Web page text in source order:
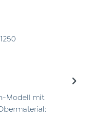
Modell mit